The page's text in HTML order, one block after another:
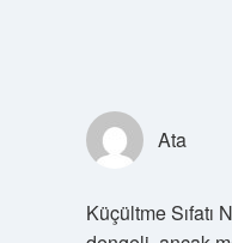
Ata
Küçültme Sıfatı